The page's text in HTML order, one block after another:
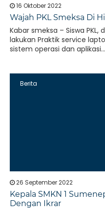
16 Oktober 2022
Wajah PKL Smeksa Di
Kabar smeksa – Siswa
lakukan Praktik service
sistem operasi dan aplikasi...
Berita
26 September 2022
Kepala SMKN 1
Dengan Ikrar